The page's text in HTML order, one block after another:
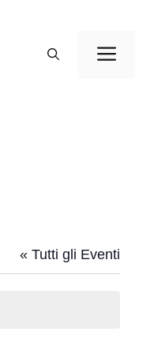
« Tutti gli Eventi